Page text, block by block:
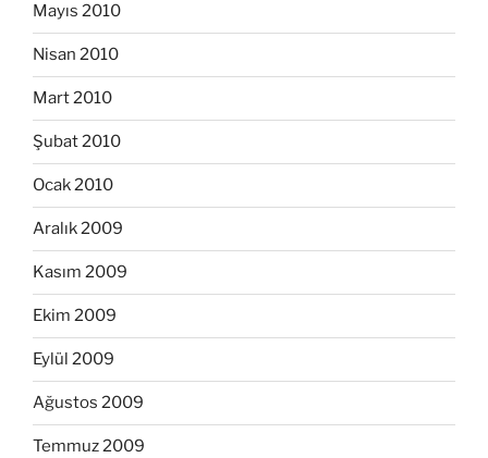
Mayıs 2010
Nisan 2010
Mart 2010
Şubat 2010
Ocak 2010
Aralık 2009
Kasım 2009
Ekim 2009
Eylül 2009
Ağustos 2009
Temmuz 2009